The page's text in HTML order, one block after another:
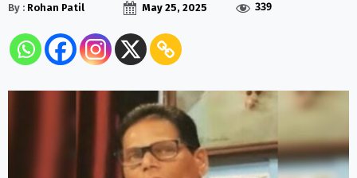
By : Rohan Patil May 25, 2025 339